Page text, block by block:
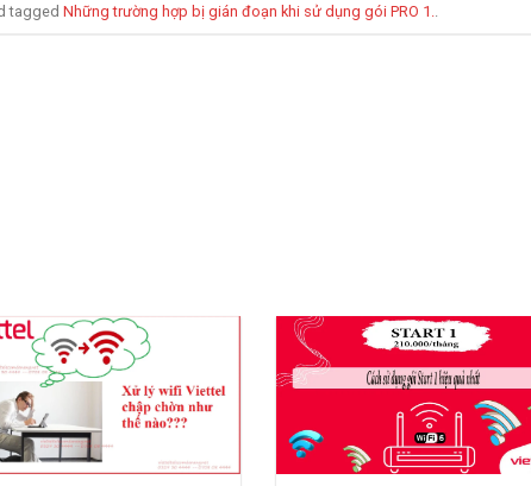
taggedNhững trường hợp bị gián đoạn khi sử dụng gói PRO 1.